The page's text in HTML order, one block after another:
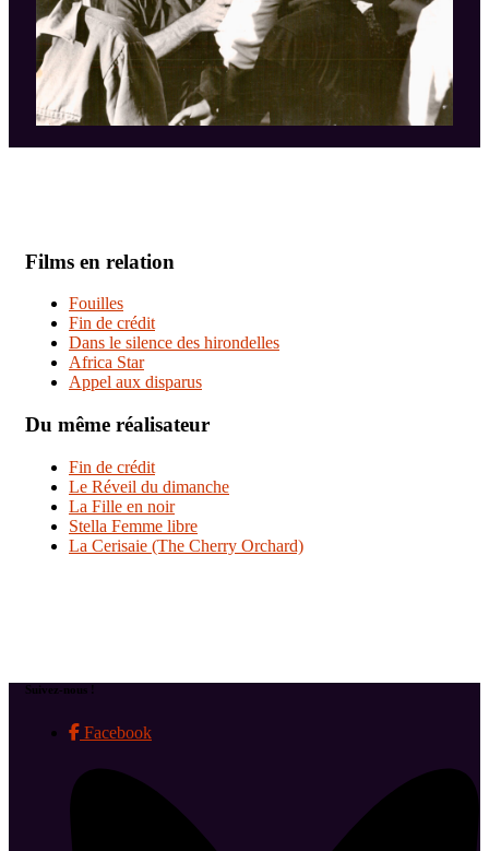
Films en relation
Fouilles
Fin de crédit
Dans le silence des hirondelles
Africa Star
Appel aux disparus
Du même réalisateur
Fin de crédit
Le Réveil du dimanche
La Fille en noir
Stella Femme libre
La Cerisaie (The Cherry Orchard)
Suivez-nous !
Facebook